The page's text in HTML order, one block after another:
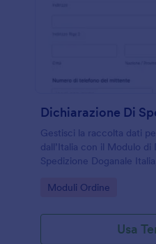
Dichiarazione Di
Gestisci la raccolta dati
dall’Italia con il Modulo di
Spedizione Doganale
e tempi di gestione.
Go to Category:
Moduli Ordine
Usa